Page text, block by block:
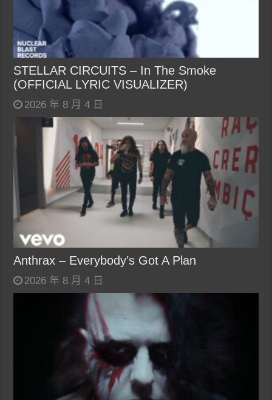
STELLAR CIRCUITS – In The Smoke
(OFFICIAL LYRIC VISUALIZER)
2026 年 8 月 4 日
Anthrax – Everybody’s Got A Plan
2026 年 8 月 4 日